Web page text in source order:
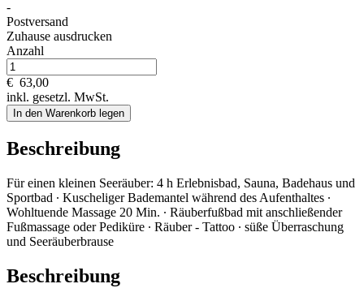
-
Postversand
Zuhause ausdrucken
Anzahl
€ 63,00
inkl. gesetzl. MwSt.
In den Warenkorb legen
Beschreibung
Für einen kleinen Seeräuber: 4 h Erlebnisbad, Sauna, Badehaus und
Sportbad ∙ Kuscheliger Bademantel während des Aufenthaltes ∙
Wohltuende Massage 20 Min. ∙ Räuberfußbad mit anschließender
Fußmassage oder Pediküre ∙ Räuber - Tattoo ∙ süße Überraschung
und Seeräuberbrause
Beschreibung